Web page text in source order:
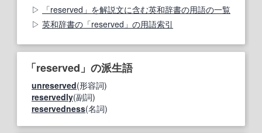
「reserved」を解説文に含む英和辞書の用語の一覧
英和辞書の「reserved」の用語索引
「reserved」の派生語
unreserved(形容詞)
reservedly(副詞)
reservedness(名詞)